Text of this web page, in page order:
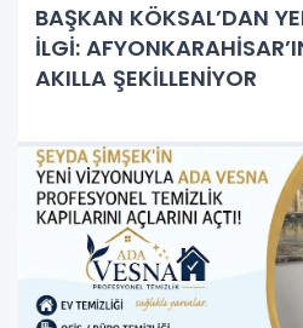
BAŞKAN KÖKSAL’DAN
İLGİ:
AKILLA ŞEKİLLENİYOR